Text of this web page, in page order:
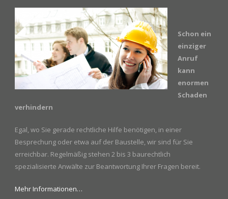
Schon ein
einziger
Anruf
kann
enormen
Schaden
verhindern
Egal, wo Sie gerade rechtliche Hilfe benötigen, in einer
Besprechung oder etwa auf der Baustelle, wir sind für Sie
erreichbar. Regelmäßig stehen 2 bis 3 baurechtlich
spezialisierte Anwälte zur Beantwortung Ihrer Fragen bereit.
Mehr Informationen…